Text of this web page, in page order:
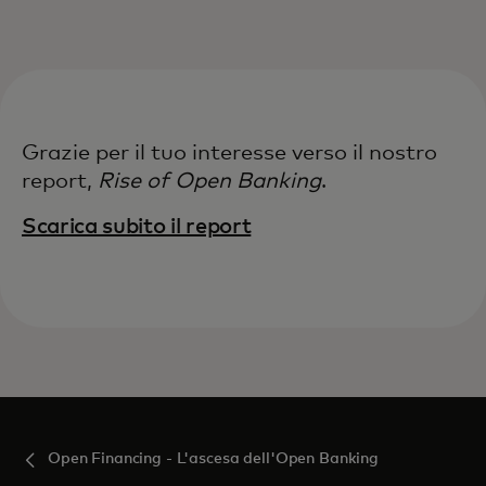
Per il mondo
Grazie per il tuo interesse verso il nostro
report, Rise of Open Banking​.
Scarica subito il report‎
Open Financing - L'ascesa dell'Open Banking